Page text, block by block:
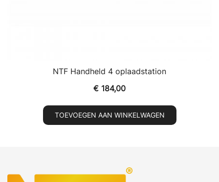
NTF Handheld 4 oplaadstation
€ 184,00
TOEVOEGEN AAN WINKELWAGEN